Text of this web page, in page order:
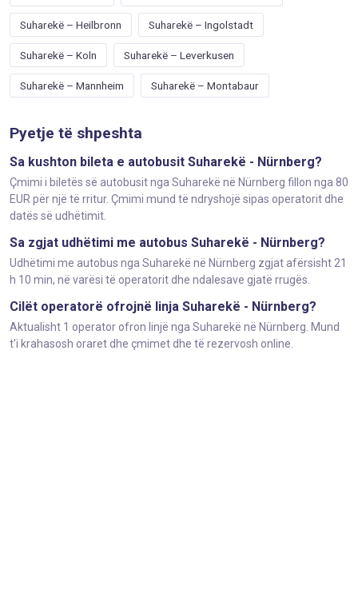
Suharekë – Heilbronn Suharekë – Ingolstadt
Suharekë – Koln Suharekë – Leverkusen
Suharekë – Mannheim Suharekë – Montabaur
Pyetje të shpeshta
Sa kushton bileta e autobusit Suharekë - Nürnberg?
Çmimi i biletës së autobusit nga Suharekë në Nürnberg fillon nga 80
EUR për një të rritur. Çmimi mund të ndryshojë sipas operatorit dhe
datës së udhëtimit.
Sa zgjat udhëtimi me autobus Suharekë - Nürnberg?
Udhëtimi me autobus nga Suharekë në Nürnberg zgjat afërsisht 21
h 10 min, në varësi të operatorit dhe ndalesave gjatë rrugës.
Cilët operatorë ofrojnë linja Suharekë - Nürnberg?
Aktualisht 1 operator ofron linjë nga Suharekë në Nürnberg. Mund
t'i krahasosh oraret dhe çmimet dhe të rezervosh online.